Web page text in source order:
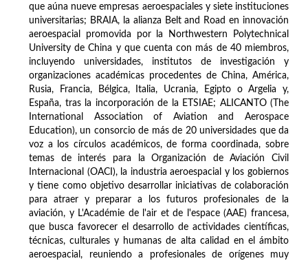
que aúna nueve empresas aeroespaciales y siete instituciones
universitarias; BRAIA, la alianza Belt and Road en innovación
aeroespacial promovida por la Northwestern Polytechnical
University de China y que cuenta con más de 40 miembros,
incluyendo universidades, institutos de investigación y
organizaciones académicas procedentes de China, América,
Rusia, Francia, Bélgica, Italia, Ucrania, Egipto o Argelia y,
España, tras la incorporación de la ETSIAE; ALICANTO (The
International Association of Aviation and Aerospace
Education), un consorcio de más de 20 universidades que da
voz a los círculos académicos, de forma coordinada, sobre
temas de interés para la Organización de Aviación Civil
Internacional (OACI), la industria aeroespacial y los gobiernos
y tiene como objetivo desarrollar iniciativas de colaboración
para atraer y preparar a los futuros profesionales de la
aviación, y L'Académie de l'air et de l'espace (AAE) francesa,
que busca favorecer el desarrollo de actividades científicas,
técnicas, culturales y humanas de alta calidad en el ámbito
aeroespacial, reuniendo a profesionales de orígenes muy